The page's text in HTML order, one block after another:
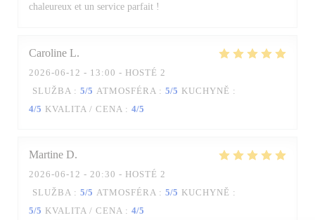
chaleureux et un service parfait !
Caroline L
2026-06-12 - 13:00 - HOSTÉ 2
SLUŽBA : 5/5 ATMOSFÉRA : 5/5 KUCHYNĚ :
4/5 KVALITA / CENA : 4/5
Martine D
2026-06-12 - 20:30 - HOSTÉ 2
SLUŽBA : 5/5 ATMOSFÉRA : 5/5 KUCHYNĚ :
5/5 KVALITA / CENA : 4/5